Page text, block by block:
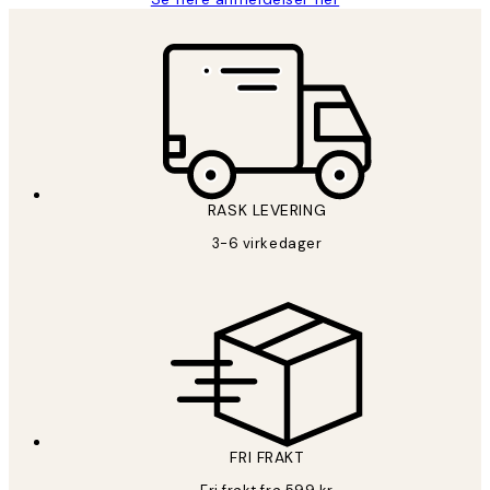
RASK LEVERING
3-6 virkedager
FRI FRAKT